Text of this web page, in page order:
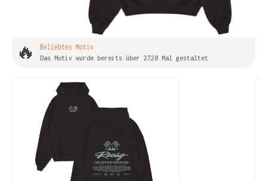
🔥 Beliebtes Motiv
Das Motiv wurde bereits über 2728 Mal gestaltet